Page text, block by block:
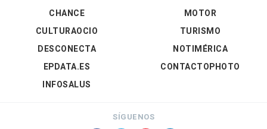
CHANCE
CULTURAOCIO
DESCONECTA
EPDATA.ES
INFOSALUS
MOTOR
TURISMO
NOTIMÉRICA
CONTACTOPHOTO
SÍGUENOS